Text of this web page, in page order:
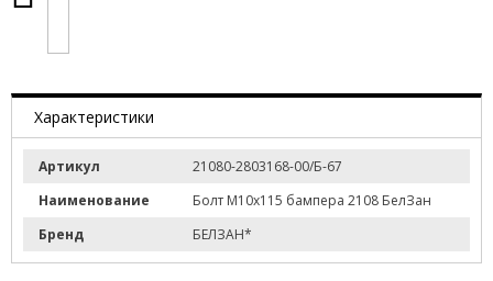
Характеристики
Артикул
21080-2803168-00/Б-67
Наименование
Болт М10х115 бампера 2108 БелЗан
Бренд
БЕЛЗАН*